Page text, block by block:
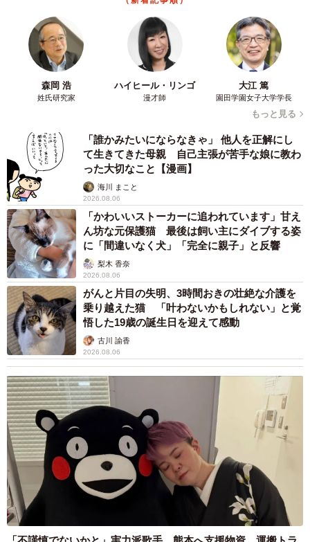
森岡 浩
姓氏研究家
ハイヒール・リンゴ
漫才師
大江 篤
園田学園女子大学学長
もっと見る
「誰かみたいにならなきゃ」 他人を正解にし
て生きてきた母親 自己主張が苦手な娘に教わ
った大切なこと【漫画】
海川 まこと
2026.08.06
「かわいいストーカーに追われています」甘え
ん坊な元保護猫 最後は飼い主にダイブする姿
に「間違いなく犬」「完全に親子」と反響
梨木 香奈
2026.08.06
がんと片目の失明、3時間おきの壮絶な介護を
乗り越えた猫 「叶わないかもしれない」と覚
悟した19歳の誕生日を迎えて感動
古川 諭香
2026.08.06